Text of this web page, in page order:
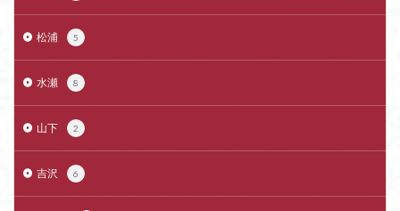
松浦 5
水瀬 8
山下 2
吉沢 6